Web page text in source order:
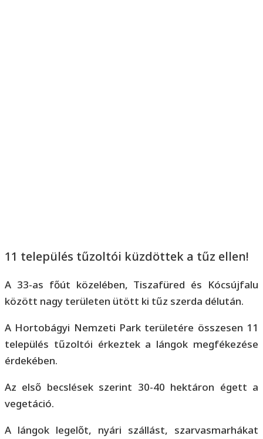
11 település tűzoltói küzdöttek a tűz ellen!
A 33-as főút közelében, Tiszafüred és Kócsújfalu
között nagy területen ütött ki tűz szerda délután.
A Hortobágyi Nemzeti Park területére összesen 11
település tűzoltói érkeztek a lángok megfékezése
érdekében.
Az első becslések szerint 30-40 hektáron égett a
vegetáció.
A lángok legelőt, nyári szállást, szarvasmarhákat